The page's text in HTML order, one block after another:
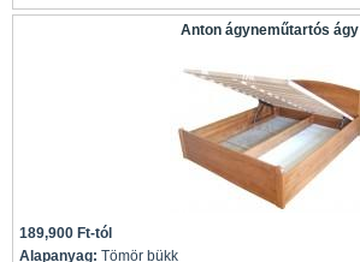
Anton ágyneműtartós ágy
189,900 Ft-tól
Alapanyag: Tömör bükk